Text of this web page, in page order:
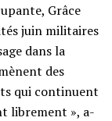
Grâce
juin militaires
dans la
des
qui continuent
librement », a-